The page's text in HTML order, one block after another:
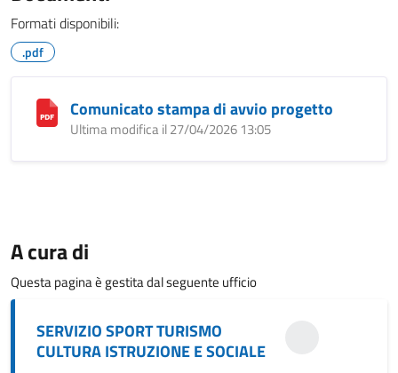
Formati disponibili:
.pdf
Comunicato stampa di avvio progetto
Ultima modifica il 27/04/2026 13:05
A cura di
Questa pagina è gestita dal seguente ufficio
SERVIZIO SPORT TURISMO
CULTURA ISTRUZIONE E SOCIALE